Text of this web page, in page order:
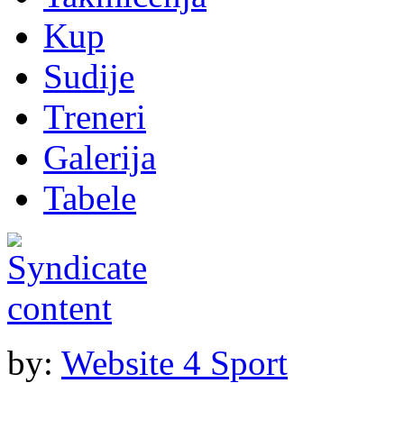
Kup
Sudije
Treneri
Galerija
Tabele
by: Website 4 Sport